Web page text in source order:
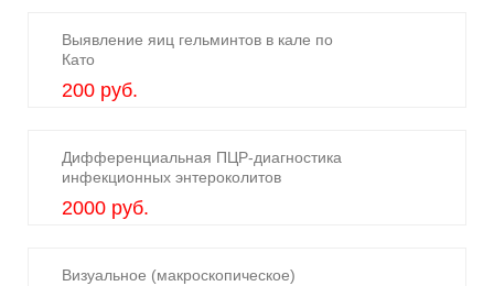
Выявление яиц гельминтов в кале по
Като
200 руб.
Дифференциальная ПЦР-диагностика
инфекционных энтероколитов
2000 руб.
Визуальное (макроскопическое)